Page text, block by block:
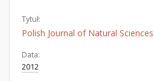
Tytuł:
Polish Journal of Natural
Data:
2012